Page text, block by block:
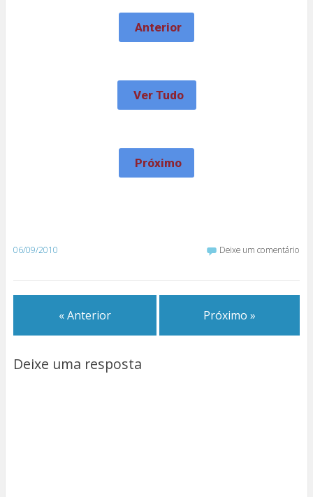
Anterior
Ver Tudo
Próximo
06/09/2010 Deixe um comentário
« Anterior Próximo »
Deixe uma resposta